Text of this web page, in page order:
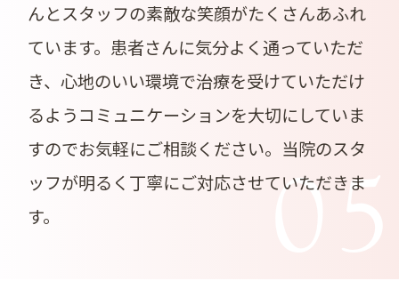
んとスタッフの素敵な笑顔がたくさんあふれ
ています。患者さんに気分よく通っていただ
き、心地のいい環境で治療を受けていただけ
るようコミュニケーションを大切にしていま
すのでお気軽にご相談ください。当院のスタ
ッフが明るく丁寧にご対応させていただきま
す。